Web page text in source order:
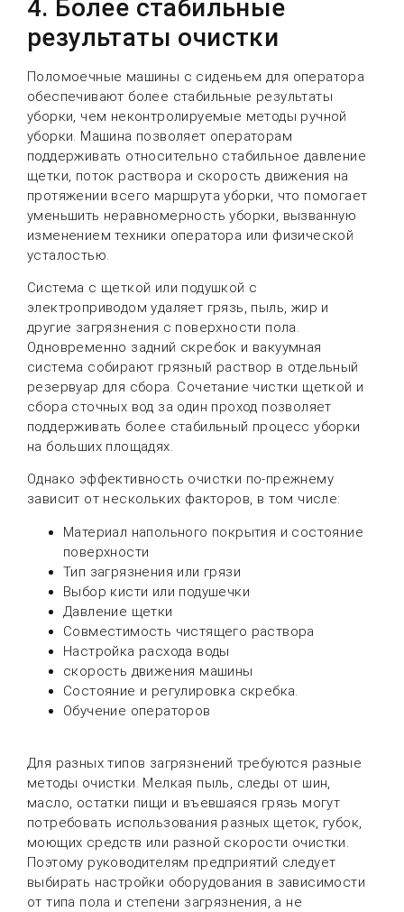
4. Более стабильные
результаты очистки
Поломоечные машины с сиденьем для оператора
обеспечивают более стабильные результаты
уборки, чем неконтролируемые методы ручной
уборки. Машина позволяет операторам
поддерживать относительно стабильное давление
щетки, поток раствора и скорость движения на
протяжении всего маршрута уборки, что помогает
уменьшить неравномерность уборки, вызванную
изменением техники оператора или физической
усталостью.
Система с щеткой или подушкой с
электроприводом удаляет грязь, пыль, жир и
другие загрязнения с поверхности пола.
Одновременно задний скребок и вакуумная
система собирают грязный раствор в отдельный
резервуар для сбора. Сочетание чистки щеткой и
сбора сточных вод за один проход позволяет
поддерживать более стабильный процесс уборки
на больших площадях.
Однако эффективность очистки по-прежнему
зависит от нескольких факторов, в том числе:
Материал напольного покрытия и состояние
поверхности
Тип загрязнения или грязи
Выбор кисти или подушечки
Давление щетки
Совместимость чистящего раствора
Настройка расхода воды
скорость движения машины
Состояние и регулировка скребка.
Обучение операторов
Для разных типов загрязнений требуются разные
методы очистки. Мелкая пыль, следы от шин,
масло, остатки пищи и въевшаяся грязь могут
потребовать использования разных щеток, губок,
моющих средств или разной скорости очистки.
Поэтому руководителям предприятий следует
выбирать настройки оборудования в зависимости
от типа пола и степени загрязнения, а не